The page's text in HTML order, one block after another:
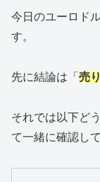
今日のユーロド
す。
先に結論は「 売
それでは以下ど
て一緒に確認し